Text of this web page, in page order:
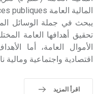
يبحث في جملة الوسائل
تحقيق أهدافها العامة
الأموال العامة، أما
اقتصادية واجتماعية ومالية
اقرأ المزيد